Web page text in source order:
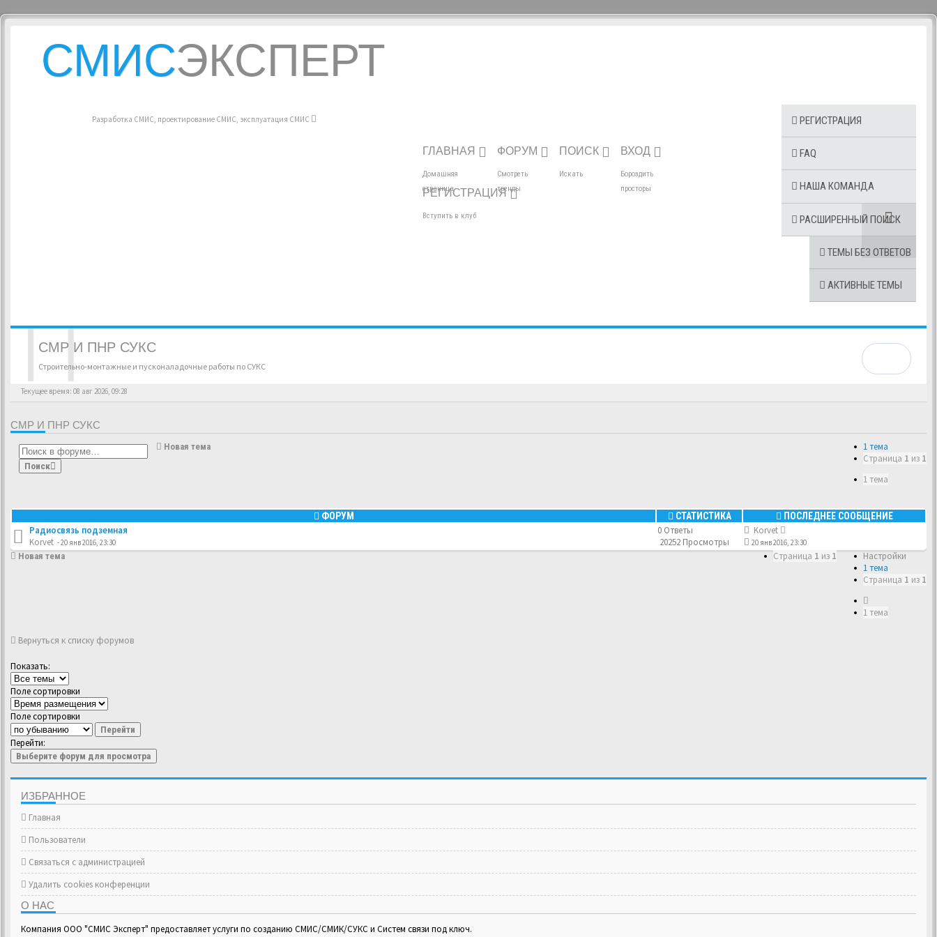
СМИСЭКСПЕРТ
Разработка СМИС, проектирование СМИС, эксплуатация СМИС
ГЛАВНАЯ
Домашняя
страница
ФОРУМ
Смотреть
тренды
ПОИСК
Искать
ВХОД
Бороздить
просторы
РЕГИСТРАЦИЯ
Вступить в клуб
РЕГИСТРАЦИЯ
FAQ
НАША КОМАНДА
РАСШИРЕННЫЙ ПОИСК
ТЕМЫ БЕЗ ОТВЕТОВ
АКТИВНЫЕ ТЕМЫ
СМР И ПНР СУКС
Строительно-монтажные и пусконаладочные работы по СУКС
Текущее время: 08 авг 2026, 09:28
СМР И ПНР СУКС
Поиск
1 тема
Страница 1 из 1
1 тема
Новая тема
ФОРУМ СТАТИСТИКА ПОСЛЕДНЕЕ СООБЩЕНИЕ
Радиосвязь подземная
Korvet - 20 янв 2016, 23:30
0 Ответы
20252 Просмотры
Korvet
20 янв 2016, 23:30
Новая тема
Настройки
1 тема
Страница 1 из 1
1 тема
Страница 1 из 1
Вернуться к списку форумов
Показать:
Поле сортировки
Поле сортировки
Перейти
Перейти:
Выберите форум для просмотра
ИЗБРАННОЕ
Главная
Пользователи
Связаться с администрацией
Удалить cookies конференции
О НАС
Компания ООО "СМИС Эксперт" предоставляет услуги по созданию СМИС/СМИК/СУКС и Систем связи под ключ.